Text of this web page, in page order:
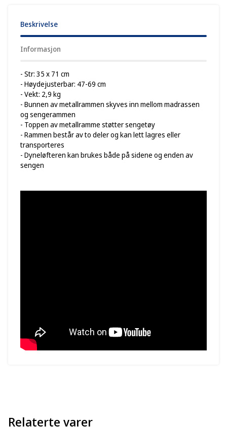
Beskrivelse
Informasjon
- Str: 35 x 71 cm
- Høydejusterbar: 47-69 cm
- Vekt: 2,9 kg
- Bunnen av metallrammen skyves inn mellom madrassen
og sengerammen
- Toppen av metallramme støtter sengetøy
- Rammen består av to deler og kan lett lagres eller
transporteres
- Dyneløfteren kan brukes både på sidene og enden av
sengen
Relaterte varer